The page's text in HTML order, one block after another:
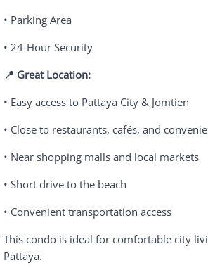
• Parking Area
• 24-Hour Security
📍 Great Location:
• Easy access to Pattaya City & Jomtien
• Close to restaurants, cafés, and
• Near shopping malls and local markets
• Short drive to the beach
• Convenient transportation access
This condo is ideal for comfortable city
Pattaya.